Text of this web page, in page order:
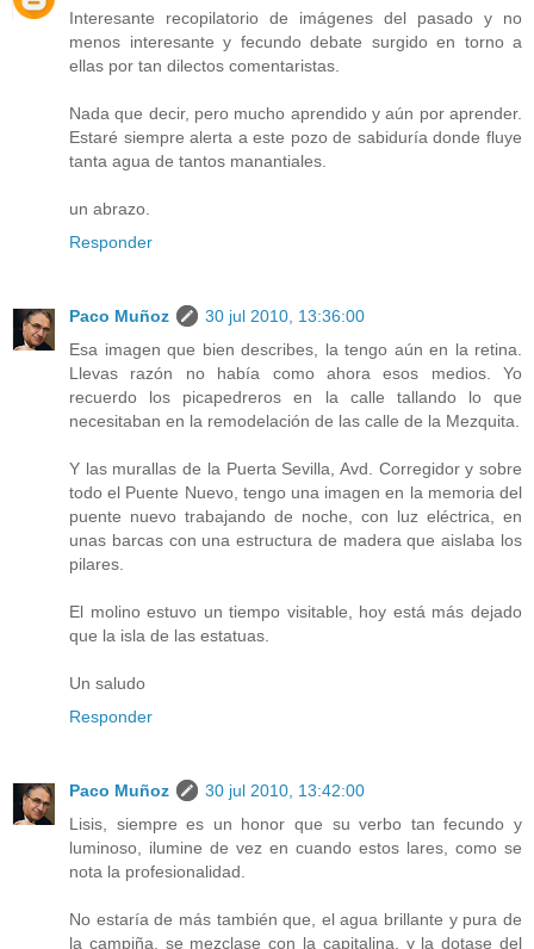
Interesante recopilatorio de imágenes del pasado y no
menos interesante y fecundo debate surgido en torno a
ellas por tan dilectos comentaristas.
Nada que decir, pero mucho aprendido y aún por aprender.
Estaré siempre alerta a este pozo de sabiduría donde fluye
tanta agua de tantos manantiales.
un abrazo.
Responder
Paco Muñoz
30 jul 2010, 13:36:00
Esa imagen que bien describes, la tengo aún en la retina.
Llevas razón no había como ahora esos medios. Yo
recuerdo los picapedreros en la calle tallando lo que
necesitaban en la remodelación de las calle de la Mezquita.
Y las murallas de la Puerta Sevilla, Avd. Corregidor y sobre
todo el Puente Nuevo, tengo una imagen en la memoria del
puente nuevo trabajando de noche, con luz eléctrica, en
unas barcas con una estructura de madera que aislaba los
pilares.
El molino estuvo un tiempo visitable, hoy está más dejado
que la isla de las estatuas.
Un saludo
Responder
Paco Muñoz
30 jul 2010, 13:42:00
Lisis, siempre es un honor que su verbo tan fecundo y
luminoso, ilumine de vez en cuando estos lares, como se
nota la profesionalidad.
No estaría de más también que, el agua brillante y pura de
la campiña, se mezclase con la capitalina, y la dotase del